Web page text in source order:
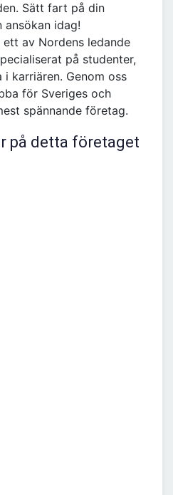
Sätt fart på din
ansökan idag!
av Nordens ledande
på studenter,
karriären. Genom oss
för Sveriges och
spännande företag.
på detta företaget